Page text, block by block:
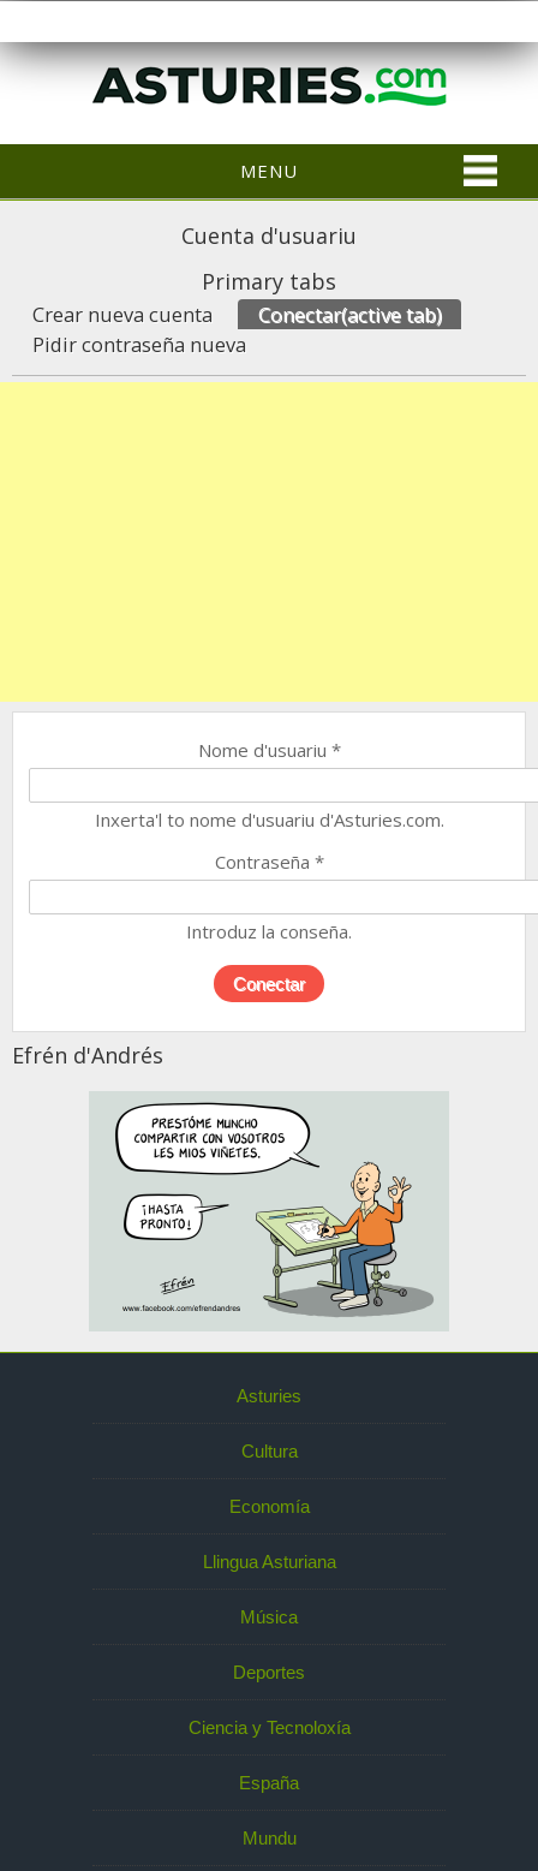
MENU
Cuenta d'usuariu
Primary tabs
Crear nueva cuenta Conectar(active tab)
Pidir contraseña nueva
Nome d'usuariu *
Inxerta'l to nome d'usuariu d'Asturies.com.
Contraseña *
Introduz la conseña.
Efrén d'Andrés
Asturies
Cultura
Economía
Llingua Asturiana
Música
Deportes
Ciencia y Tecnoloxía
España
Mundu